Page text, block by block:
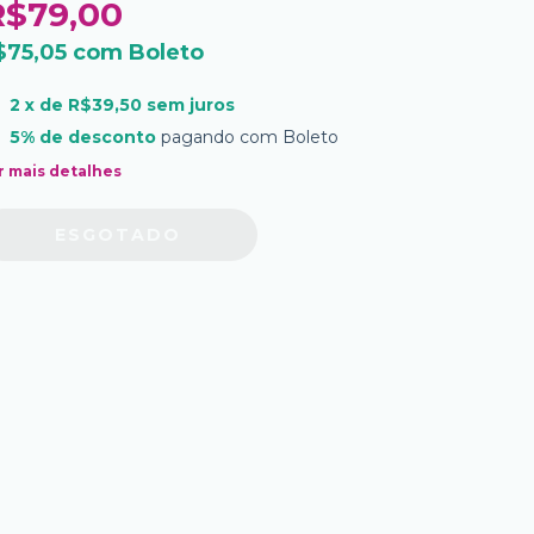
com Boleto
2 x de R$39,50 sem juros
5% de descontopagando com Boleto
mais detalhes